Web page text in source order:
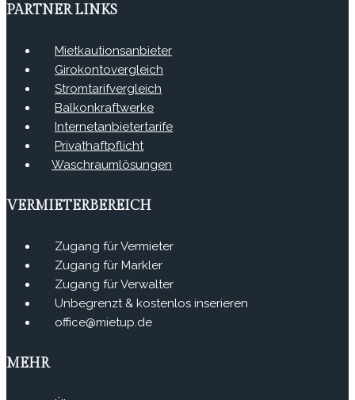
PARTNER LINKS
Mietkautionsanbieter
Girokontovergleich
Stromtarifvergleich
Balkonkraftwerke
Internetanbietertarife
Privathaftpflicht
Waschraumlösungen
VERMIETERBEREICH
Zugang für Vermieter
Zugang für Markler
Zugang für Verwalter
Unbegrenzt & kostenlos inserieren
office@mietup.de
MEHR